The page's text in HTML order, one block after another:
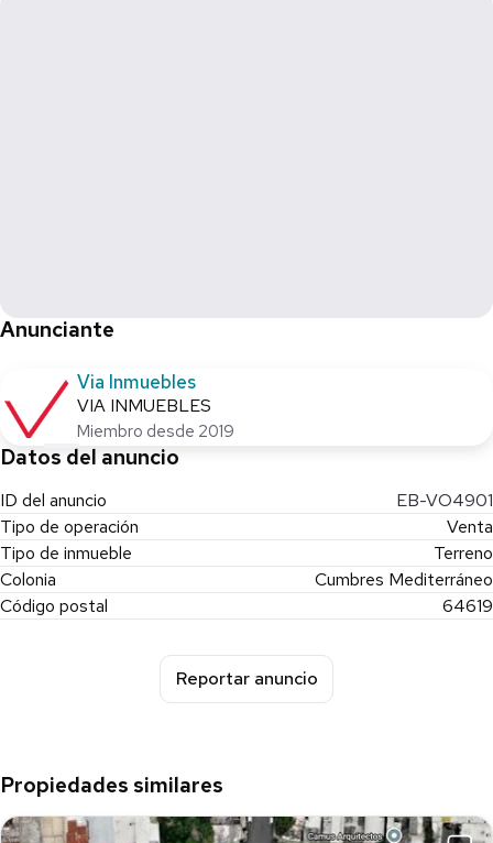
Anunciante
Via Inmuebles
VIA INMUEBLES
Miembro desde 2019
Datos del anuncio
ID del anuncio
EB-VO4901
Tipo de operación
Venta
Tipo de inmueble
Terreno
Colonia
Cumbres Mediterráneo
Código postal
64619
Reportar anuncio
Propiedades similares